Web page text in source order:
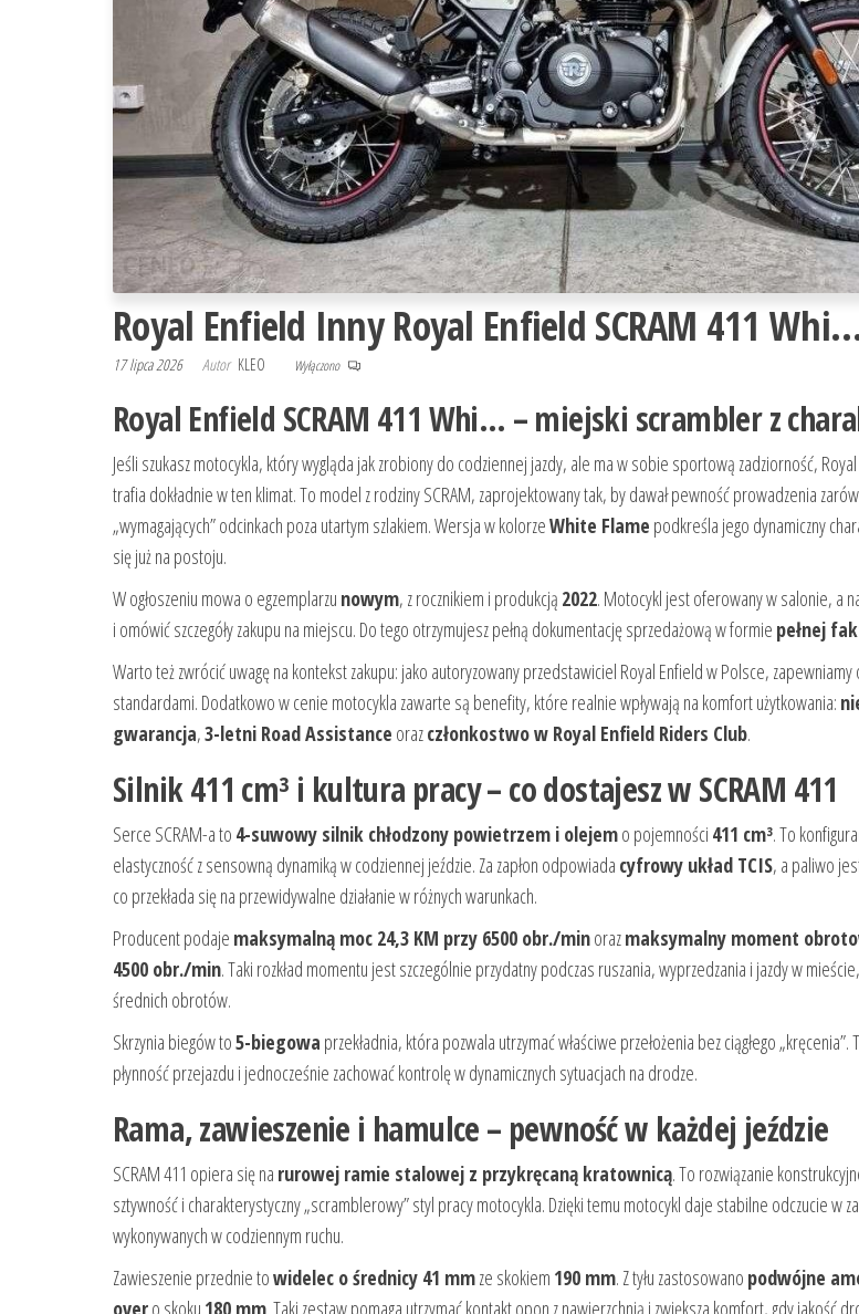
Royal Enfield Inny Royal Enfield SCRAM 411
17 lipca 2026 Autor KLEO Wyłączono
Royal Enfield SCRAM 411 Whi… – miejski scrambler z
Jeśli szukasz motocykla, który wygląda jak zrobiony do codziennej jazdy, ale ma w sobie sportową zadziorność,
trafia dokładnie w ten klimat. To model z rodziny SCRAM, zaprojektowany tak, by dawał pewność prowadzenia
„wymagających” odcinkach poza utartym szlakiem. Wersja w kolorzeWhite Flame podkreśla jego dynamiczny
się już na postoju.
W ogłoszeniu mowa o egzemplarzu nowym, z rocznikiem i produkcją 2022. Motocykl jest oferowany w salonie, a
i omówić szczegóły zakupu na miejscu. Do tego otrzymujesz pełną dokumentację sprzedażową w formie pełnej
Warto też zwrócić uwagę na kontekst zakupu: jako autoryzowany przedstawiciel Royal Enfield w Polsce, zapewniamy
standardami. Dodatkowo w cenie motocykla zawarte są benefity, które realnie wpływają na komfort użytkowania:
gwarancja,3-letni Road Assistance orazczłonkostwo w Royal Enfield Riders Club.
Silnik 411 cm³ i kultura pracy – co dostajesz w SCRAM 411
Serce SCRAM-a to 4-suwowy silnik chłodzony powietrzem i olejemo pojemności 411 cm³. To
elastyczność z sensowną dynamiką w codziennej jeździe. Za zapłon odpowiada cyfrowy układ TCIS, a paliwo
co przekłada się na przewidywalne działanie w różnych warunkach.
Producent podaje maksymalną moc 24,3 KM przy 6500 obr./minorazmaksymalny moment
4500 obr./min. Taki rozkład momentu jest szczególnie przydatny podczas ruszania, wyprzedzania i jazdy w
średnich obrotów.
Skrzynia biegów to5-biegowa przekładnia, która pozwala utrzymać właściwe przełożenia bez ciągłego
płynność przejazdu i jednocześnie zachować kontrolę w dynamicznych sytuacjach na drodze.
Rama, zawieszenie i hamulce – pewność w każdej jeździe
SCRAM 411 opiera się na rurowej ramie stalowej z przykręcaną kratownicą. To rozwiązanie
sztywność i charakterystyczny „scramblerowy” styl pracy motocykla. Dzięki temu motocykl daje stabilne odczucie w
wykonywanych w codziennym ruchu.
Zawieszenie przednie towidelec o średnicy 41 mmze skokiem 190 mm. Z tyłu zastosowano podwójne
overo skoku 180 mm. Taki zestaw pomaga utrzymać kontakt opon z nawierzchnią i zwiększa komfort, gdy jakość